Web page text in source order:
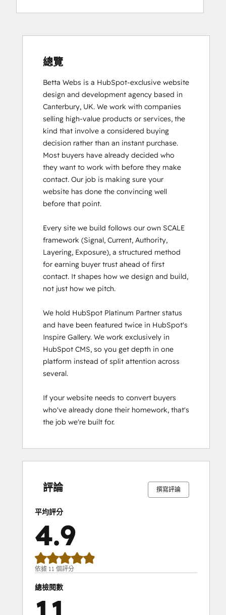
SEO II
總覽
Betta Webs is a HubSpot-exclusive website
design and development agency based in
Canterbury, UK. We work with companies
selling high-value products or services, the
kind that involve a considered buying
decision rather than an instant purchase.
Most buyers have already decided who
they want to work with before they make
contact. Our job is making sure your
website has done the convincing well
before that point.
Every site we build follows our own SCALE
framework (Signal, Current, Authority,
Layering, Exposure), a structured method
for earning buyer trust ahead of first
contact. It shapes how we design and build,
not just how we pitch.
We hold HubSpot Platinum Partner status
and have been featured twice in HubSpot's
Inspire Gallery. We work exclusively in
HubSpot CMS, so you get depth in one
platform instead of split attention across
several.
If your website needs to convert buyers
who've already done their homework, that's
the job we're built for.
評論 撰寫評論
平均評分
4.9
依據 11 個評分
總檢閱數
成
成
成
成
成